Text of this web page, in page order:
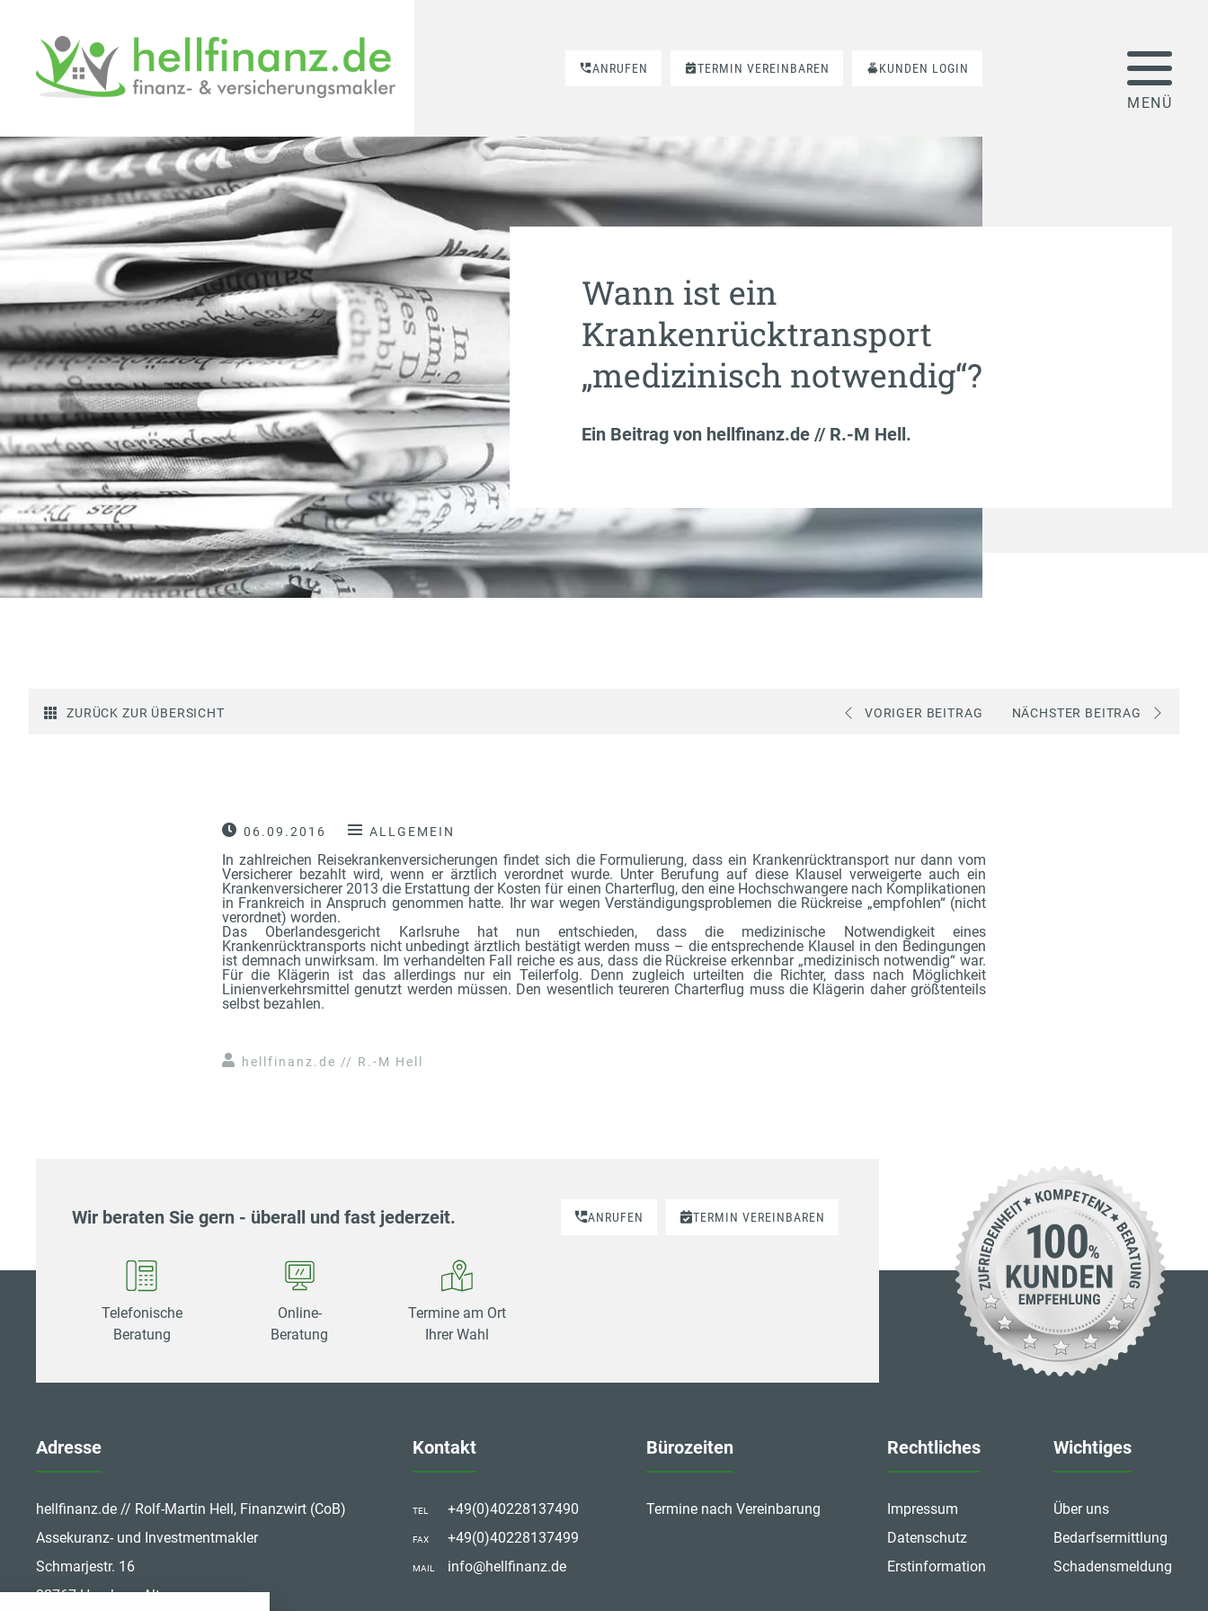
ANRUFEN TERMIN VEREINBAREN KUNDEN LOGIN
Wann ist ein
Krankenrücktransport
„medizinisch notwendig“?
Ein Beitrag von hellfinanz.de // R.-M Hell.
ZURÜCK ZUR ÜBERSICHT VORIGER BEITRAG NÄCHSTER BEITRAG
06.09.2016 ALLGEMEIN
In zahlreichen Reisekrankenversicherungen findet sich die Formulierung, dass ein Krankenrücktransport nur dann vom
Versicherer bezahlt wird, wenn er ärztlich verordnet wurde. Unter Berufung auf diese Klausel verweigerte auch ein
Krankenversicherer 2013 die Erstattung der Kosten für einen Charterflug, den eine Hochschwangere nach Komplikationen
in Frankreich in Anspruch genommen hatte. Ihr war wegen Verständigungsproblemen die Rückreise „empfohlen“ (nicht
verordnet) worden.
Das Oberlandesgericht Karlsruhe hat nun entschieden, dass die medizinische Notwendigkeit eines
Krankenrücktransports nicht unbedingt ärztlich bestätigt werden muss – die entsprechende Klausel in den Bedingungen
ist demnach unwirksam. Im verhandelten Fall reiche es aus, dass die Rückreise erkennbar „medizinisch notwendig“ war.
Für die Klägerin ist das allerdings nur ein Teilerfolg. Denn zugleich urteilten die Richter, dass nach Möglichkeit
Linienverkehrsmittel genutzt werden müssen. Den wesentlich teureren Charterflug muss die Klägerin daher größtenteils
selbst bezahlen.
hellfinanz.de // R.-M Hell
Wir beraten Sie gern - überall und fast jederzeit. ANRUFEN TERMIN VEREINBAREN
Telefonische
Beratung
Online-
Beratung
Termine am Ort
Ihrer Wahl
Adresse
hellfinanz.de // Rolf-Martin Hell, Finanzwirt (CoB)
Assekuranz- und Investmentmakler
Schmarjestr. 16
22767 Hamburg-Altona
Kontakt
TEL +49(0)40228137490
FAX +49(0)40228137499
MAIL info@hellfinanz.de
Bürozeiten
Termine nach Vereinbarung
Rechtliches
Impressum
Datenschutz
Erstinformation
Wichtiges
Über uns
Bedarfsermittlung
Schadensmeldung